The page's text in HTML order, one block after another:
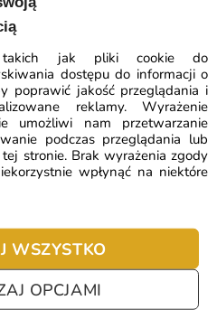
takich jak pliki cookie do
dostępu do informacji o
poprawić jakość przeglądania i
reklamy. Wyrażenie
umożliwi nam przetwarzanie
podczas przeglądania lub
stronie. Brak wyrażenia zgody
wpłynąć na niektóre
WSZYSTKO
OPCJAMI
wnętrzu, tworząc
trwałość i łatwość w
– idealna do hoteli,
pytania
każdym zakupie. Ale jeżeli
najczęściej zadawane pytania.